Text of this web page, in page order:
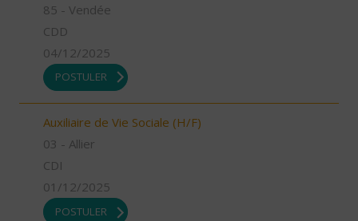
85 - Vendée
CDD
04/12/2025
POSTULER
Auxiliaire de Vie Sociale (H/F)
03 - Allier
CDI
01/12/2025
POSTULER